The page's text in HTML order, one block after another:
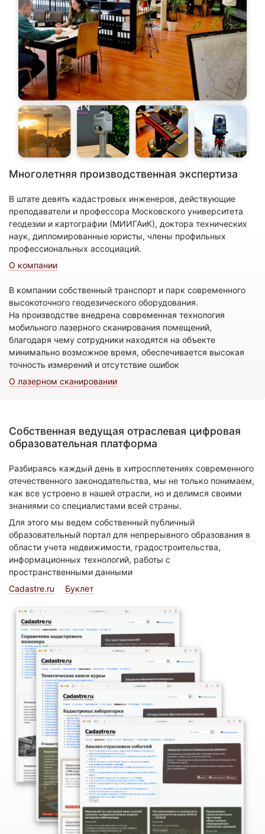
Многолетняя производственная экспертиза
В штате девять кадастровых инженеров, действующие
преподаватели и профессора Московского университета
геодезии и картографии (МИИГАиК), доктора технических
наук, дипломированные юристы, члены профильных
профессиональных ассоциаций.
О компании
В компании собственный транспорт и парк современного
высокоточного геодезического оборудования.
На производстве внедрена современная технология
мобильного лазерного сканирования помещений,
благодаря чему сотрудники находятся на объекте
минимально возможное время, обеспечивается высокая
точность измерений и отсутствие ошибок
О лазерном сканировании
Собственная ведущая отраслевая цифровая
образовательная платформа
Разбираясь каждый день в хитросплетениях современного
отечественного законодательства, мы не только понимаем,
как все устроено в нашей отрасли, но и делимся своими
знаниями со специалистами всей страны.
Для этого мы ведем собственный публичный
образовательный портал для непрерывного образования в
области учета недвижимости, градостроительства,
информационных технологий, работы с
пространственными данными
Cadastre.ru
Буклет